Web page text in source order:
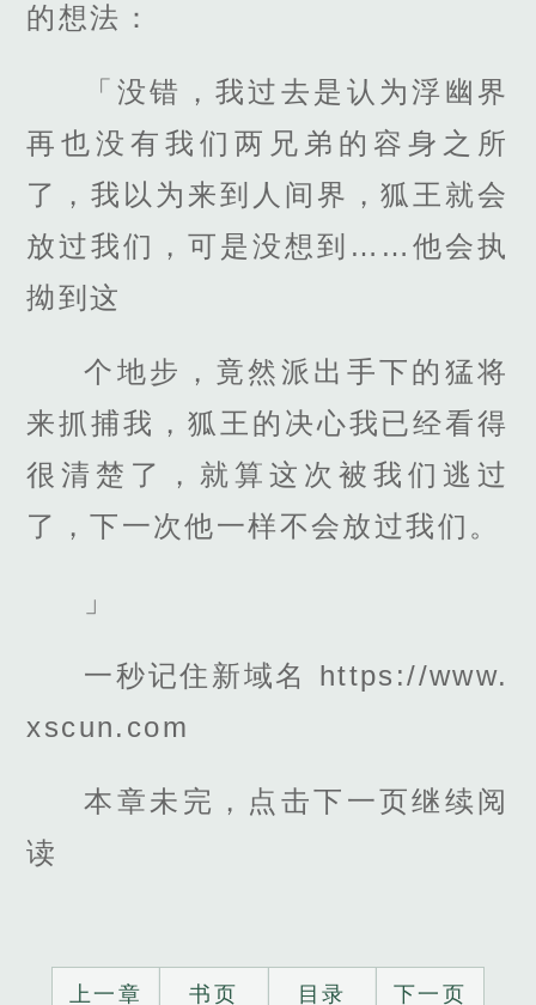
的想法：
「没错，我过去是认为浮幽界
再也没有我们两兄弟的容身之所
了，我以为来到人间界，狐王就会
放过我们，可是没想到……他会执
拗到这
个地步，竟然派出手下的猛将
来抓捕我，狐王的决心我已经看得
很清楚了，就算这次被我们逃过
了，下一次他一样不会放过我们。
」
一秒记住新域名 https://www.
xscun.com
本章未完，点击下一页继续阅
读
上一章 书页 目录 下一页